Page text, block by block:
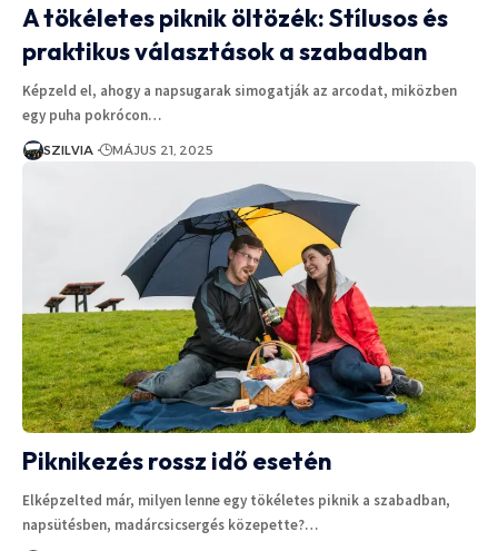
A tökéletes piknik öltözék: Stílusos és
praktikus választások a szabadban
Képzeld el, ahogy a napsugarak simogatják az arcodat, miközben
egy puha pokrócon…
SZILVIA MÁJUS 21, 2025
Piknikezés rossz idő esetén
Elképzelted már, milyen lenne egy tökéletes piknik a szabadban,
napsütésben, madárcsicsergés közepette?…